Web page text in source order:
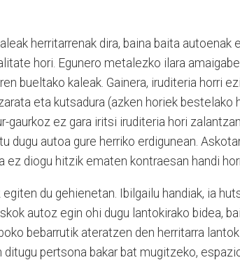
herritarrenak dira, baina baita autoenak
hori. Egunero metalezko ilara
bueltako kaleak. Gainera, iruditeria horri
eta kutsadura (azken horiek bestelako
gaurkoz ez gara iritsi iruditeria hori
dugu autoa gure herriko erdigunean.
ez diogu hitzik ematen kontraesan handi
du gehienetan. Ibilgailu handiak, ia
autoz egin ohi dugu lantokirako bidea,
bebarrutik ateratzen den herritarra
ditugu pertsona bakar bat mugitzeko,